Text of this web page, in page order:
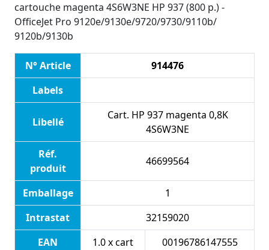
cartouche magenta 4S6W3NE HP 937 (800 p.) -
OfficeJet Pro 9120e/9130e/9720/9730/9110b/
9120b/9130b
N° Article
914476
Labels
Libellé
Cart. HP 937 magenta 0,8K
4S6W3NE
Réf.
produit
46699564
Emballage
1
Intrastat
32159020
EAN
1.0 x cart 00196786147555